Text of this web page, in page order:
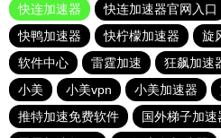
快连加速器
快连加速器官网入口
快鸭加速器
快柠檬加速器 旋
软件中心
雷霆加速 狂飙加速
小美
小美vpn 小美加速器
推特加速免费软件
国外梯子加速